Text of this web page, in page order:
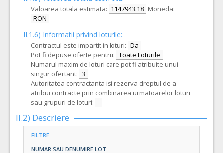
Valoarea totala estimata: 1147943.18 Moneda:
RON
II.1.6) Informatii privind loturile:
Contractul este impartit in loturi: Da
Pot fi depuse oferte pentru: Toate Loturile
Numarul maxim de loturi care pot fi atribuite unui
singur ofertant: 3
Autoritatea contractanta isi rezerva dreptul de a
atribui contracte prin combinarea urmatoarelor loturi
sau grupuri de loturi: -
II.2) Descriere
FILTRE
NUMAR SAU DENUMIRE LOT